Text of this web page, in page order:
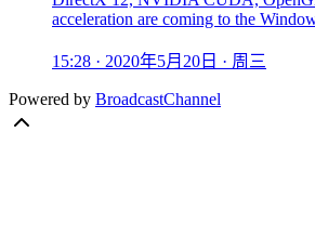
acceleration are coming to the
15:28 · 2020年5月20日 · 周三
Powered by BroadcastChannel